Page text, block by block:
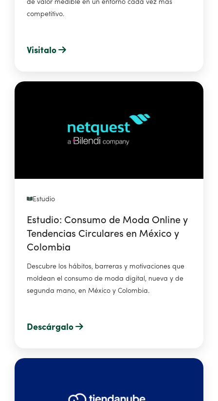
de valor medible en un entorno cada vez más
competitivo.
Visitalo
Estudio
Estudio: Consumo de Moda Online y
Tendencias Circulares en México y
Colombia
Descubre los hábitos, barreras y motivaciones que
moldean el consumo de moda digital, nueva y de
segunda mano, en México y Colombia.
Descárgalo